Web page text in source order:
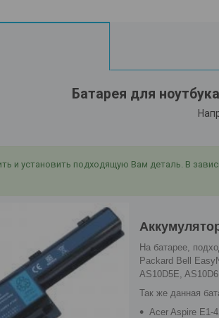
Батарея для
и установить подходящую Вам деталь. В
На батарее,
Packard Bell
AS10D5E,
Так же данная
Acer Aspire E1-